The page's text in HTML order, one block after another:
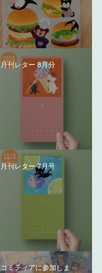
月刊レター 8月分
月刊レター 7月号
コミティアに参加しま